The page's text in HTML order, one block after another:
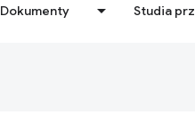
Dokumenty Studia